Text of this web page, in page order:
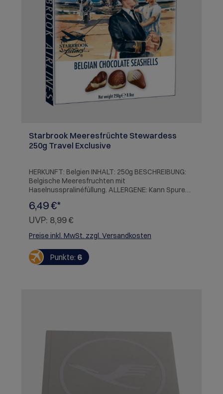
dieser Sekt der perfekte Begleiter für besondere
Genussmomente. SERVIEREMPFEHLUNG: Ideal zu
leichten Speisen, feines Dessert oder als Aperitif
für besondere Anlässe und Longdrinks.
Starbrook Meeresfrüchte Stewardess
250g Travel Exclusive
HERKUNFT: Belgien INHALT: 250g BESCHREIBUNG:
Belgische Meeresfruchten mit
Haselnusspralinéfüllung. ALLERGENE: Kann Spuren
6,49 €*
UVP: 8,99 €
Preise inkl. MwSt. zzgl. Versandkosten
Punkte: 6